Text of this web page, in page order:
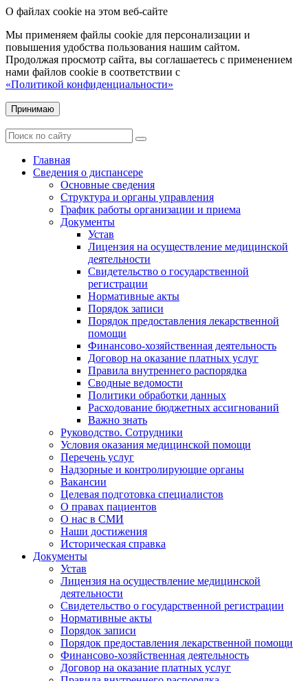
О файлах cookie на этом веб-сайте
Мы применяем файлы cookie для персонализации и
повышения удобства пользования нашим сайтом.
Продолжая просмотр сайта, вы соглашаетесь с применением
нами файлов cookie в соответствии с
«Политикой конфиденциальности»
Принимаю
Главная
Сведения о диспансере
Основные сведения
Структура и органы управления
График работы организации и приема
Документы
Устав
Лицензия на осуществление медицинской
деятельности
Свидетельство о государственной
регистрации
Нормативные акты
Порядок записи
Порядок предоставления лекарственной
помощи
Финансово-хозяйственная деятельность
Договор на оказание платных услуг
Правила внутреннего распорядка
Сводные ведомости
Политики обработки данных
Расходование бюджетных ассигнований
Важно знать
Руководство. Сотрудники
Условия оказания медицинской помощи
Перечень услуг
Надзорные и контролирующие органы
Вакансии
Целевая подготовка специалистов
О правах пациентов
О нас в СМИ
Наши достижения
Историческая справка
Документы
Устав
Лицензия на осуществление медицинской
деятельности
Свидетельство о государственной регистрации
Нормативные акты
Порядок записи
Порядок предоставления лекарственной помощи
Финансово-хозяйственная деятельность
Договор на оказание платных услуг